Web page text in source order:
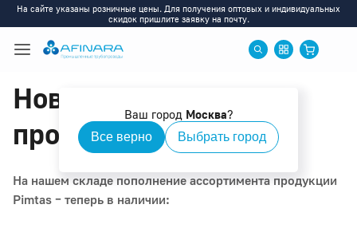
На сайте указаны розничные цены. Для получения оптовых и индивидуальных
скидок пришлите заявку на почту.
Ваш город Москва?
Все верно Выбрать город
Новое поступление
продукции Pimtas
На нашем складе пополнение ассортимента продукции
Pimtas – теперь в наличии: